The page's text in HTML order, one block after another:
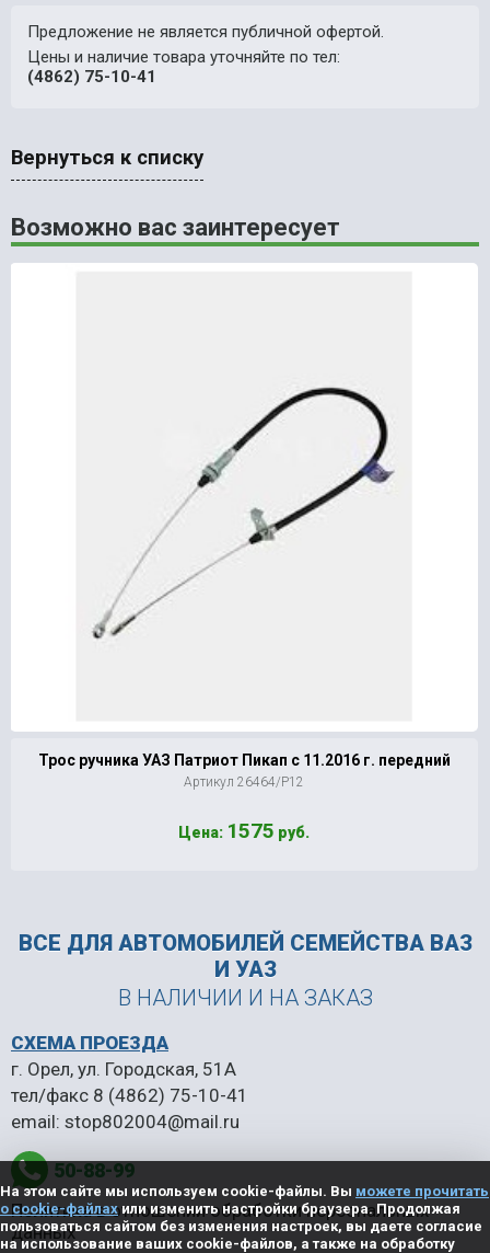
Предложение не является публичной офертой.
Цены и наличие товара уточняйте по тел:
(4862) 75-10-41
Вернуться к списку
Возможно вас заинтересует
Трос ручника УАЗ Патриот Пикап с 11.2016 г. передний
Артикул 26464/Р12
Цена: 1575 руб.
ВСЕ ДЛЯ АВТОМОБИЛЕЙ СЕМЕЙСТВА ВАЗ
И УАЗ
В НАЛИЧИИ И НА ЗАКАЗ
50-88-99
СХЕМА ПРОЕЗДА
г. Орел, ул. Городская, 51А
тел/факс 8 (4862) 75-10-41
email: stop802004@mail.ru
Политика в отношении обработки персональных
данных
На этом сайте мы используем cookie-файлы. Вы можете прочитать
о cookie-файлахили изменить настройки браузера. Продолжая
пользоваться сайтом без изменения настроек, вы даете согласие
на использование ваших cookie-файлов, а также на обработку